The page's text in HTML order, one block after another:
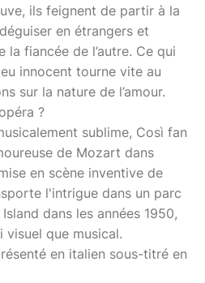
ils feignent de partir à la
en étrangers et
la fiancée de l’autre. Ce qui
innocent tourne vite au
sur la nature de l’amour.
?
sublime, Così fan
de Mozart dans
en scène inventive de
l'intrigue dans un parc
dans les années 1950,
visuel que musical.
en italien sous-titré en